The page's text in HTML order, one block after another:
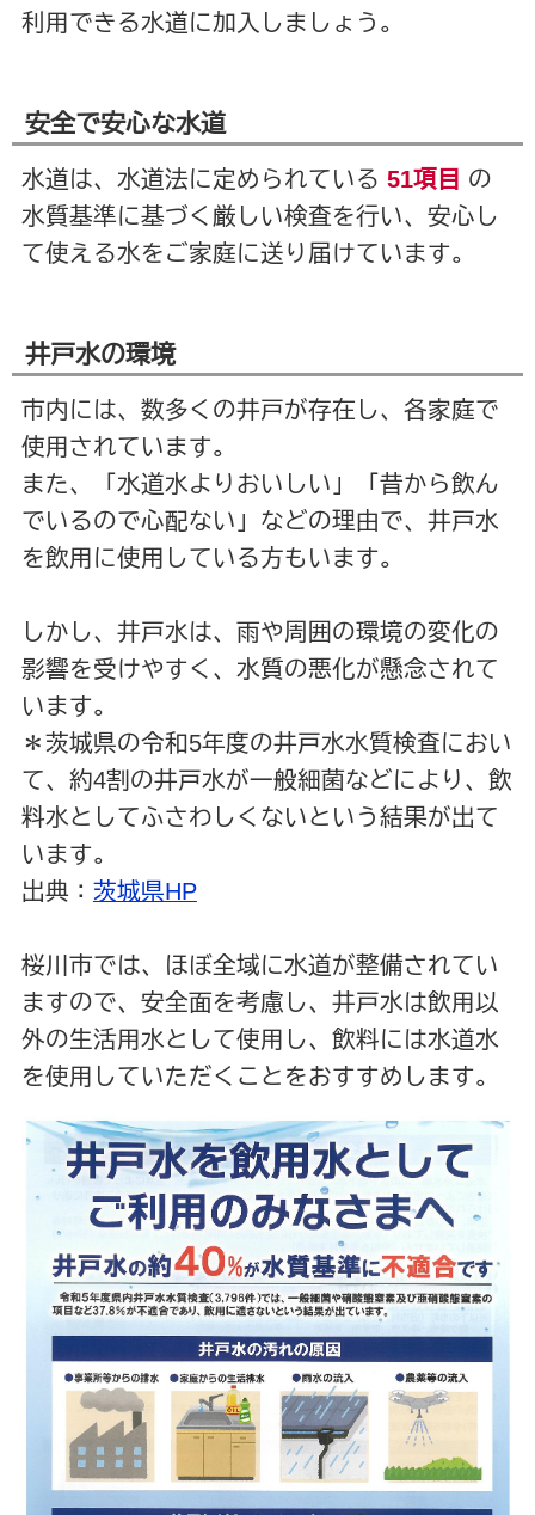
利用できる水道に加入しましょう。
安全で安心な水道
水道は、水道法に定められている 51項目 の
水質基準に基づく厳しい検査を行い、安心し
て使える水をご家庭に送り届けています。
井戸水の環境
市内には、数多くの井戸が存在し、各家庭で
使用されています。
また、「水道水よりおいしい」「昔から飲ん
でいるので心配ない」などの理由で、井戸水
を飲用に使用している方もいます。
しかし、井戸水は、雨や周囲の環境の変化の
影響を受けやすく、水質の悪化が懸念されて
います。
＊茨城県の令和5年度の井戸水水質検査におい
て、約4割の井戸水が一般細菌などにより、飲
料水としてふさわしくないという結果が出て
います。
出典： 茨城県HP
桜川市では、ほぼ全域に水道が整備されてい
ますので、安全面を考慮し、井戸水は飲用以
外の生活用水として使用し、飲料には水道水
を使用していただくことをおすすめします。